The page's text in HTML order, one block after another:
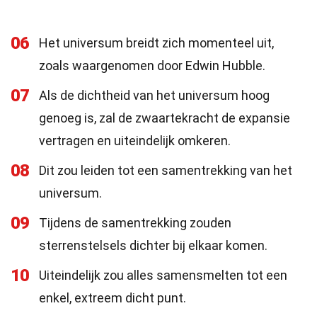
06
Het universum breidt zich momenteel uit,
zoals waargenomen door Edwin Hubble.
07
Als de dichtheid van het universum hoog
genoeg is, zal de zwaartekracht de expansie
vertragen en uiteindelijk omkeren.
08
Dit zou leiden tot een samentrekking van het
universum.
09
Tijdens de samentrekking zouden
sterrenstelsels dichter bij elkaar komen.
10
Uiteindelijk zou alles samensmelten tot een
enkel, extreem dicht punt.